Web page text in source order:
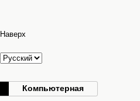
Наверх
Компьютерная